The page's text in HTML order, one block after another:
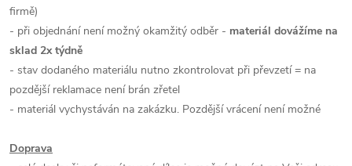
firmě)
- při objednání není možný okamžitý odběr - materiál dovážíme na
sklad 2x týdně
- stav dodaného materiálu nutno zkontrolovat při převzetí = na
pozdější reklamace není brán zřetel
- materiál vychystáván na zakázku. Pozdější vrácení není možné
Doprava